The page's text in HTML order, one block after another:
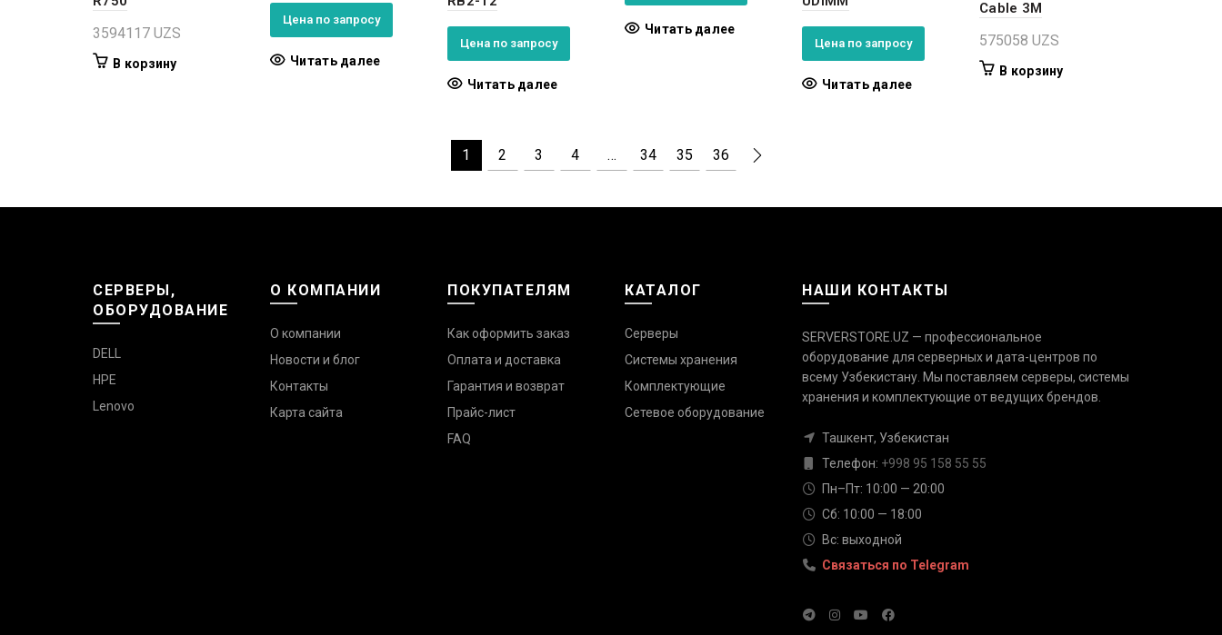
3594117 UZS
В корзину
Цена по запросу
Читать далее
Цена по запросу
Читать далее
Читать далее
Цена по запросу
Читать далее
Cable 3M
575058 UZS
В корзину
1 2 3 4 … 34 35 36
СЕРВЕРЫ,
ОБОРУДОВАНИЕ
DELL
HPE
Lenovo
О КОМПАНИИ
О компании
Новости и блог
Контакты
Карта сайта
ПОКУПАТЕЛЯМ
Как оформить заказ
Оплата и доставка
Гарантия и возврат
Прайс-лист
FAQ
КАТАЛОГ
Серверы
Системы хранения
Комплектующие
Сетевое оборудование
НАШИ КОНТАКТЫ
SERVERSTORE.UZ — профессиональное
оборудование для серверных и дата-центров по
всему Узбекистану. Мы поставляем серверы, системы
хранения и комплектующие от ведущих брендов.
Ташкент, Узбекистан
Телефон: +998 95 158 55 55
Пн–Пт: 10:00 — 20:00
Сб: 10:00 — 18:00
Вс: выходной
Связаться по Telegram
Связаться с нами
Ответим быстро — выберите
удобный канал